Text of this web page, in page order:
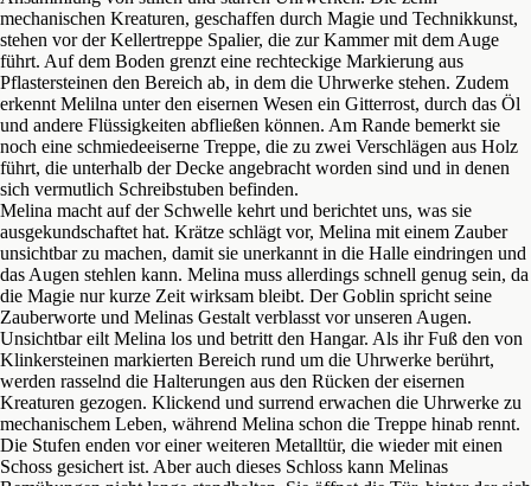
mechanischen Kreaturen, geschaffen durch Magie und Technikkunst,
stehen vor der Kellertreppe Spalier, die zur Kammer mit dem Auge
führt. Auf dem Boden grenzt eine rechteckige Markierung aus
Pflastersteinen den Bereich ab, in dem die Uhrwerke stehen. Zudem
erkennt Melilna unter den eisernen Wesen ein Gitterrost, durch das Öl
und andere Flüssigkeiten abfließen können. Am Rande bemerkt sie
noch eine schmiedeeiserne Treppe, die zu zwei Verschlägen aus Holz
führt, die unterhalb der Decke angebracht worden sind und in denen
sich vermutlich Schreibstuben befinden.
Melina macht auf der Schwelle kehrt und berichtet uns, was sie
ausgekundschaftet hat. Krätze schlägt vor, Melina mit einem Zauber
unsichtbar zu machen, damit sie unerkannt in die Halle eindringen und
das Augen stehlen kann. Melina muss allerdings schnell genug sein, da
die Magie nur kurze Zeit wirksam bleibt. Der Goblin spricht seine
Zauberworte und Melinas Gestalt verblasst vor unseren Augen.
Unsichtbar eilt Melina los und betritt den Hangar. Als ihr Fuß den von
Klinkersteinen markierten Bereich rund um die Uhrwerke berührt,
werden rasselnd die Halterungen aus den Rücken der eisernen
Kreaturen gezogen. Klickend und surrend erwachen die Uhrwerke zu
mechanischem Leben, während Melina schon die Treppe hinab rennt.
Die Stufen enden vor einer weiteren Metalltür, die wieder mit einen
Schoss gesichert ist. Aber auch dieses Schloss kann Melinas